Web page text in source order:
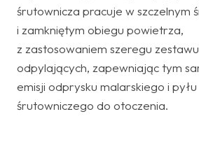
śrutownicza pracuje w szczelnym
i zamkniętym obiegu powietrza,
z zastosowaniem szeregu
odpylających, zapewniając tym
emisji odprysku malarskiego i pyłu
śrutowniczego do otoczenia.